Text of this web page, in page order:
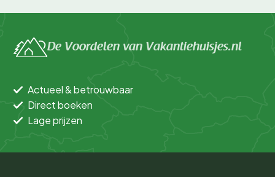
De Voordelen van Vakantiehuisjes.nl
Actueel & betrouwbaar
Direct boeken
Lage prijzen